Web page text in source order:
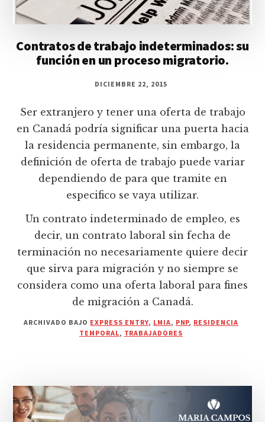
Contratos de trabajo indeterminados: su
función en un proceso migratorio.
DICIEMBRE 22, 2015
Ser extranjero y tener una oferta de trabajo
en Canadá podría significar una puerta hacia
la residencia permanente, sin embargo, la
definición de oferta de trabajo puede variar
dependiendo de para que tramite en
especifico se vaya utilizar.
Un contrato indeterminado de empleo, es
decir, un contrato laboral sin fecha de
terminación no necesariamente quiere decir
que sirva para migración y no siempre se
considera como una oferta laboral para fines
de migración a Canadá.
ARCHIVADO BAJO EXPRESS ENTRY, LMIA, PNP, RESIDENCIA
TEMPORAL, TRABAJADORES